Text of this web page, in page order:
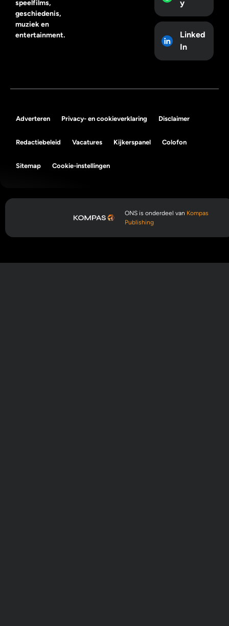
speelfilms,
geschiedenis,
muziek en
entertainment.
y
Linked
In
Adverteren Privacy- en cookieverklaring Disclaimer
Redactiebeleid Vacatures Kijkerspanel Colofon
Sitemap Cookie-instellingen
ONS is onderdeel van Kompas
Publishing